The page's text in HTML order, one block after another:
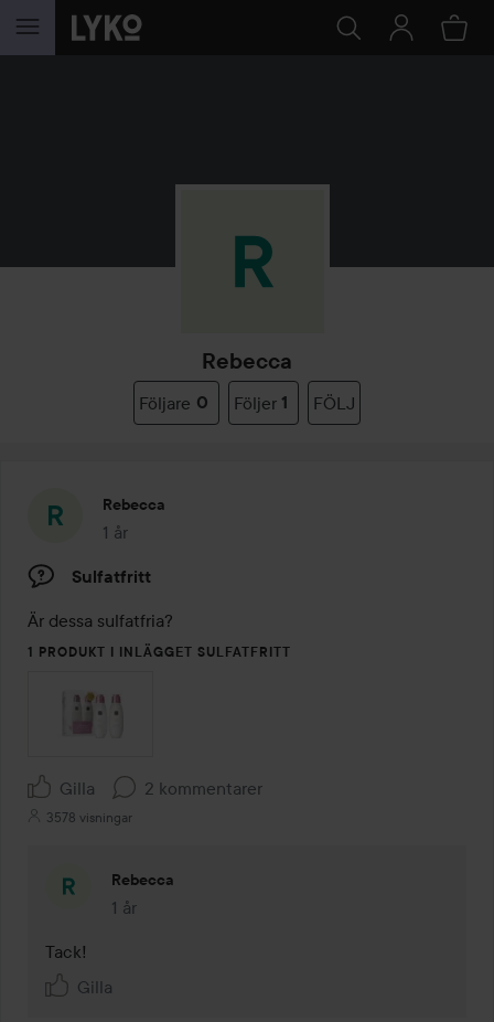
HOPPA TILL INNEHÅLLET
Rebecca
Följare 0 Följer 1 FÖLJ
Rebecca
1 år
Inlägget skapades 1 år
Sulfatfritt
Är dessa sulfatfria?
1 PRODUKT I INLÄGGET SULFATFRITT
Gilla 2 kommentarer
3578 visningar
Rebecca
1 år
Kommentaren lades 1 år
Tack!
Gilla